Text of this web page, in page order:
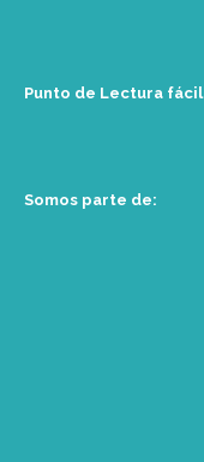
Punto de Lectura fácil
Somos parte de: